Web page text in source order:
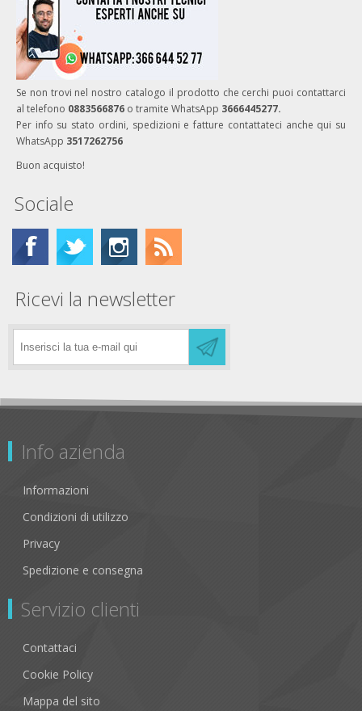
Se non trovi nel nostro catalogo il prodotto che cerchi puoi contattarci
al telefono 0883566876 o tramite WhatsApp 3666445277.
Per info su stato ordini, spedizioni e fatture contattateci anche qui su
WhatsApp 3517262756
Buon acquisto!
Sociale
Ricevi la newsletter
Info azienda
Informazioni
Condizioni di utilizzo
Privacy
Spedizione e consegna
Servizio clienti
Contattaci
Cookie Policy
Mappa del sito